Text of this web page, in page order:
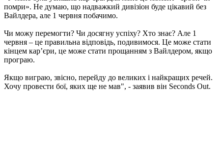
помри». Не думаю, що надважкий дивізіон буде цікавий без
Вайлдера, але 1 червня побачимо.
Чи можу перемогти? Чи досягну успіху? Хто знає? Але 1
червня – це правильна відповідь, подивимося. Це може стати
кінцем карʼєри, це може стати прощанням з Вайлдером, якщо
програю.
Якщо виграю, звісно, перейду до великих і найкращих речей.
Хочу провести бої, яких ще не мав", - заявив він Seconds Out.